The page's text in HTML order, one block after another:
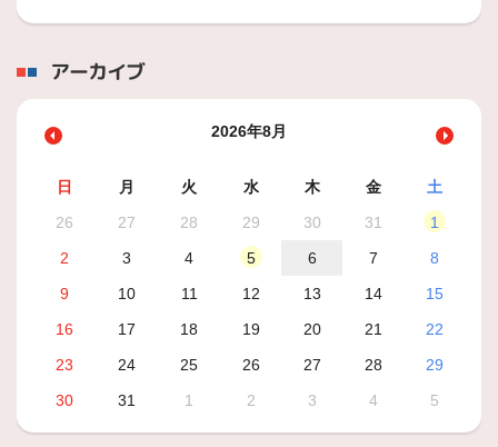
アーカイブ
2026年8月
日 月 火 水 木 金
土
26
27 28 29 30 31
1
2
3 4 5 6 7
8
9
10 11 12 13 14
15
16
17 18 19 20 21
22
23
24 25 26 27 28
29
30
31 1 2 3 4 5